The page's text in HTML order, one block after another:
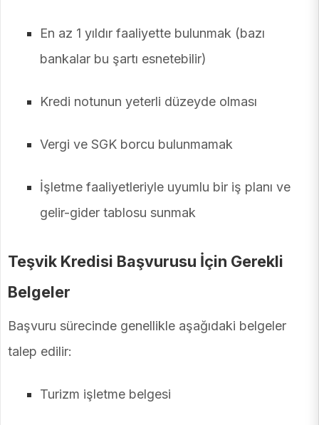
En az 1 yıldır faaliyette bulunmak (bazı
bankalar bu şartı esnetebilir)
Kredi notunun yeterli düzeyde olması
Vergi ve SGK borcu bulunmamak
İşletme faaliyetleriyle uyumlu bir iş planı ve
gelir-gider tablosu sunmak
Teşvik Kredisi Başvurusu İçin Gerekli
Belgeler
Başvuru sürecinde genellikle aşağıdaki belgeler
talep edilir:
Turizm işletme belgesi